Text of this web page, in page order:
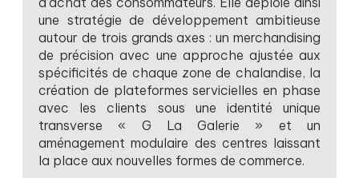
une stratégie de développement ambitieuse
autour de trois grands axes : un merchandising
de précision avec une approche ajustée aux
spécificités de chaque zone de chalandise, la
création de plateformes servicielles en phase
avec les clients sous une identité unique
transverse « G La Galerie » et un
aménagement modulaire des centres laissant
la place aux nouvelles formes de commerce.